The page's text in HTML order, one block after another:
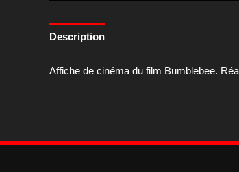
Description
Affiche de cinéma du film Bumblebee.